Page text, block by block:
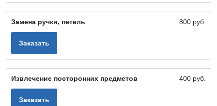
Замена ручки, петель 800 руб.
Заказать
Извлечение посторонних предметов 400 руб.
Заказать